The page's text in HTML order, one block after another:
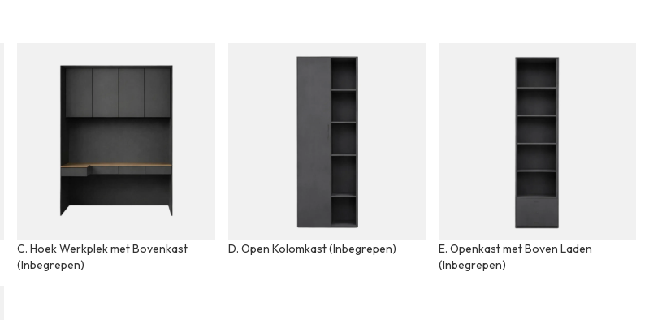
C. Hoek Werkplek met Bovenkast
(Inbegrepen)
D. Open Kolomkast (Inbegrepen)
E. Openkast met Boven Laden
(Inbegrepen)